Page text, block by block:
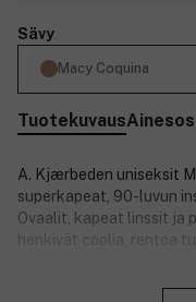
Sävy
Macy Coquina
Tuotekuvaus
A. Kjærbeden uniseksit
superkapeat, 90-luvun
Ovaalit, kapeat linssit ja
henkivät coolia, rentoa